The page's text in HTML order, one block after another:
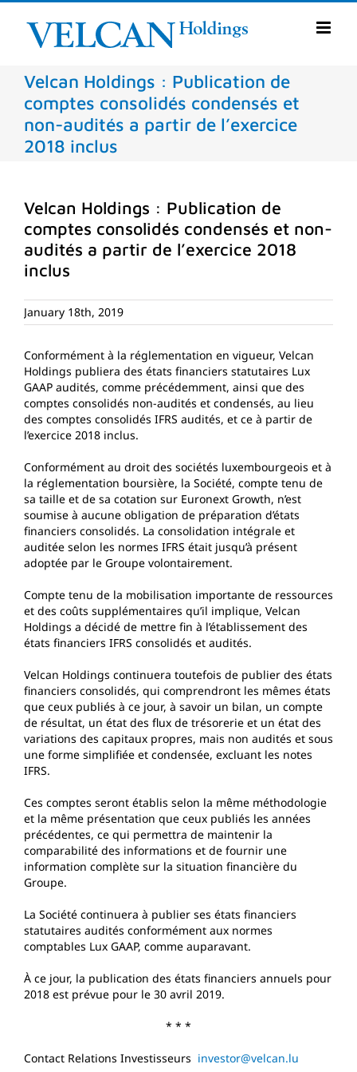
Skip
content
Velcan Holdings : Publication de
comptes consolidés condensés et
non-audités a partir de l’exercice
2018 inclus
Velcan Holdings : Publication de
comptes consolidés condensés et non-
audités a partir de l’exercice 2018
inclus
January 18th, 2019
Conformément à la réglementation en vigueur, Velcan
Holdings publiera des états financiers statutaires Lux
GAAP audités, comme précédemment, ainsi que des
comptes consolidés non-audités et condensés, au lieu
des comptes consolidés IFRS audités, et ce à partir de
l’exercice 2018 inclus.
Conformément au droit des sociétés luxembourgeois et à
la réglementation boursière, la Société, compte tenu de
sa taille et de sa cotation sur Euronext Growth, n’est
soumise à aucune obligation de préparation d’états
financiers consolidés. La consolidation intégrale et
auditée selon les normes IFRS était jusqu’à présent
adoptée par le Groupe volontairement.
Compte tenu de la mobilisation importante de ressources
et des coûts supplémentaires qu’il implique, Velcan
Holdings a décidé de mettre fin à l’établissement des
états financiers IFRS consolidés et audités.
Velcan Holdings continuera toutefois de publier des états
financiers consolidés, qui comprendront les mêmes états
que ceux publiés à ce jour, à savoir un bilan, un compte
de résultat, un état des flux de trésorerie et un état des
variations des capitaux propres, mais non audités et sous
une forme simplifiée et condensée, excluant les notes
IFRS.
Ces comptes seront établis selon la même méthodologie
et la même présentation que ceux publiés les années
précédentes, ce qui permettra de maintenir la
comparabilité des informations et de fournir une
information complète sur la situation financière du
Groupe.
La Société continuera à publier ses états financiers
statutaires audités conformément aux normes
comptables Lux GAAP, comme auparavant.
À ce jour, la publication des états financiers annuels pour
2018 est prévue pour le 30 avril 2019.
* * *
Contact Relations Investisseurs investor@velcan.lu